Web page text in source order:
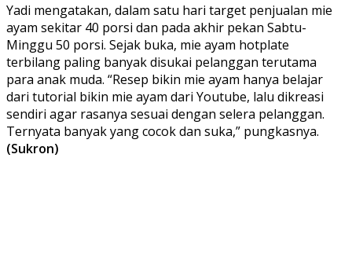
Yadi mengatakan, dalam satu hari target penjualan mie
ayam sekitar 40 porsi dan pada akhir pekan Sabtu-
Minggu 50 porsi. Sejak buka, mie ayam hotplate
terbilang paling banyak disukai pelanggan terutama
para anak muda. “Resep bikin mie ayam hanya belajar
dari tutorial bikin mie ayam dari Youtube, lalu dikreasi
sendiri agar rasanya sesuai dengan selera pelanggan.
Ternyata banyak yang cocok dan suka,” pungkasnya.
(Sukron)